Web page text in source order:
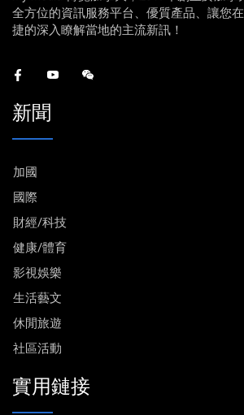
全方位的資訊服務平台、優質產品、讓您
捷的深入瞭解當地的主流新訊！
新聞
加國
國際
財經/科技
健康/體育
影視娛樂
生活藝文
休閒旅遊
社區活動
實用鏈接